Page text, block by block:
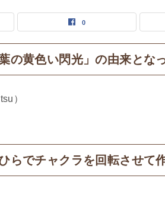
0
の黄色い閃光」の由来とな
）
らでチャクラを回転させて